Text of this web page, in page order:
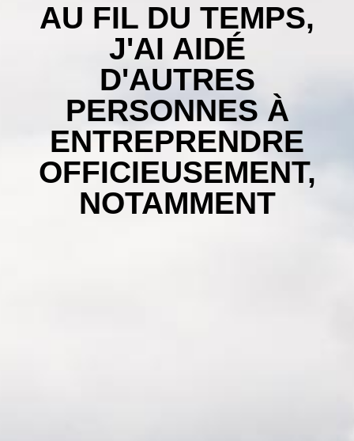
AU FIL DU TEMPS,
J'AI AIDÉ
D'AUTRES
PERSONNES À
ENTREPRENDRE
OFFICIEUSEMENT,
NOTAMMENT